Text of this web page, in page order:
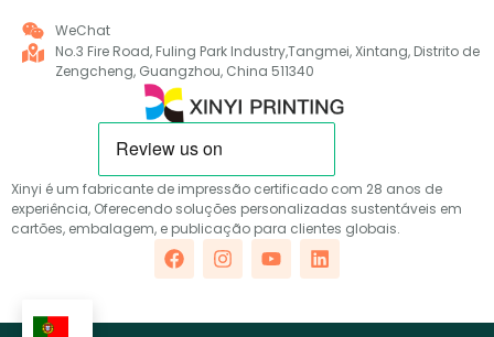
Xinyi é um fabricante de impressão certificado com 28 anos de
experiência, Oferecendo soluções personalizadas sustentáveis em
cartões, embalagem, e publicação para clientes globais.
WeChat
No.3 Fire Road, Fuling Park Industry,Tangmei, Xintang, Distrito de
Zengcheng, Guangzhou, China 511340